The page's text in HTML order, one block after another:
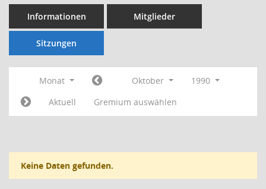
Informationen Mitglieder
Sitzungen
Monat Oktober
1990
Aktuell
Gremium auswählen
Keine Daten gefunden.